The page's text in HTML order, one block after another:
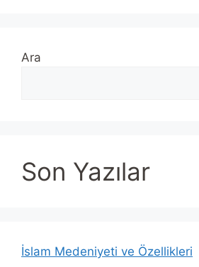
Ara
Son Yazılar
İslam Medeniyeti ve Özellikleri